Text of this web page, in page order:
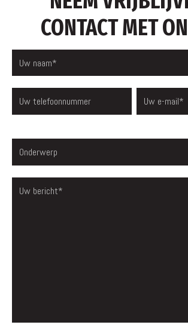
CONTACT MET